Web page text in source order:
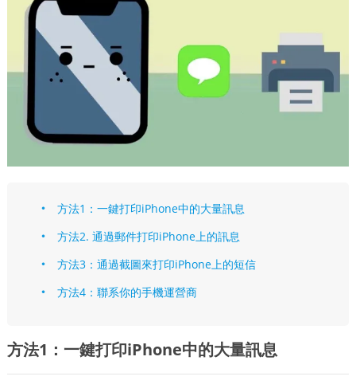
方法1：一鍵打印iPhone中的大量訊息
方法2. 通過郵件打印iPhone上的訊息
方法3：通過截圖來打印iPhone上的短信
方法4：聯系你的手機運營商
方法1：一鍵打印iPhone中的大量訊息